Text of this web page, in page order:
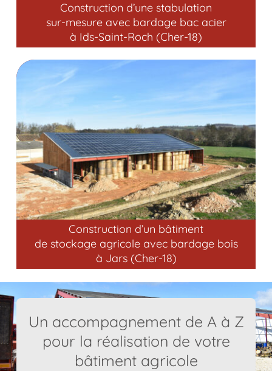
Construction d’une stabulation
sur-mesure avec bardage bac acier
à Ids-Saint-Roch (Cher-18)
Construction d’un bâtiment
de stockage agricole avec bardage bois
à Jars (Cher-18)
Un accompagnement de A à Z
pour la réalisation de votre
bâtiment agricole